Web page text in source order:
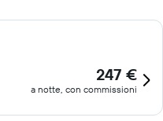
247 €
a notte, con commissioni